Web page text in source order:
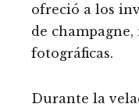
ofreció a los
de
fotográficas.
Durante la